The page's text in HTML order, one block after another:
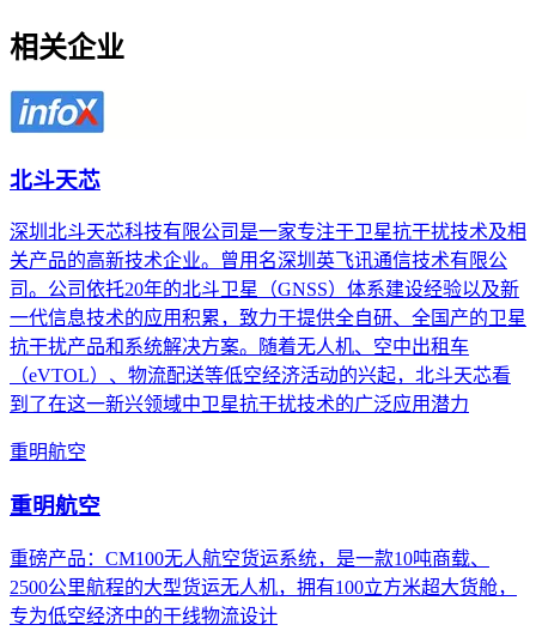
相关企业
北斗天芯
深圳北斗天芯科技有限公司是一家专注于卫星抗干扰技术及相
关产品的高新技术企业。曾用名深圳英飞讯通信技术有限公
司。公司依托20年的北斗卫星（GNSS）体系建设经验以及新
一代信息技术的应用积累，致力于提供全自研、全国产的卫星
抗干扰产品和系统解决方案。随着无人机、空中出租车
（eVTOL）、物流配送等低空经济活动的兴起，北斗天芯看
到了在这一新兴领域中卫星抗干扰技术的广泛应用潜力
重明航空
重明航空
重磅产品：CM100无人航空货运系统，是一款10吨商载、
2500公里航程的大型货运无人机，拥有100立方米超大货舱，
专为低空经济中的干线物流设计